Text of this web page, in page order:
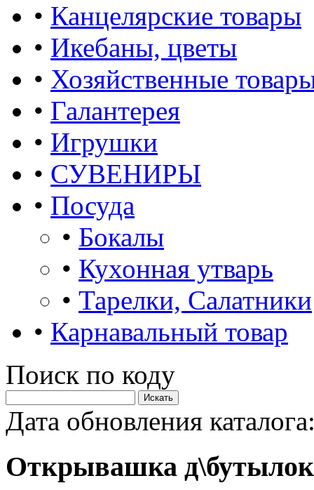
• Канцелярские товары
• Икебаны, цветы
• Хозяйственные
• Галантерея
• Игрушки
• СУВЕНИРЫ
• Посуда
• Бокалы
• Кухонная утварь
• Тарелки, Салатники
• Карнавальный товар
Поиск по коду
Дата обновления
Открывашка